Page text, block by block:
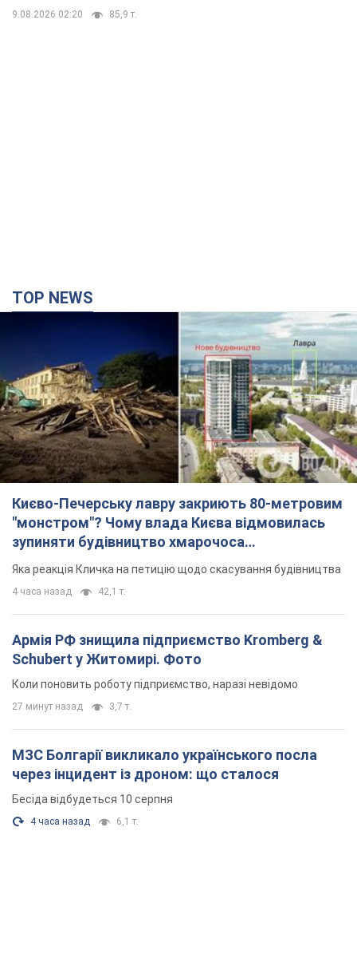
9.08.2026 02:20 85,9 т.
TOP NEWS
Києво-Печерську лавру закриють 80-метровим
"монстром"? Чому влада Києва відмовилась
зупиняти будівництво хмарочоса
"московського вірянина"
Яка реакція Кличка на петицію щодо скасування будівництва
4 часа назад 42,1 т.
Армія РФ знищила підприємство Kromberg &
Schubert у Житомирі. Фото
Коли поновить роботу підприємство, наразі невідомо
27 минут назад 3,7 т.
МЗС Болгарії викликало українського посла
через інцидент із дроном: що сталося
Бесіда відбудеться 10 серпня
4 часа назад 6,1 т.